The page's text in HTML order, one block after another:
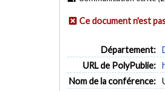
Ce document n'est
Département:
URL de PolyPublie:
Nom de la conférence: